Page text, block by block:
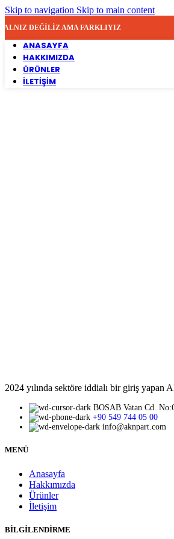
Skip to navigation Skip to main content
DEĞİLİZ AMA FARKLIYIZ
ANASAYFA
HAKKIMIZDA
ÜRÜNLER
İLETIŞIM
2024 yılında sektöre iddialı bir giriş yapan
BOSAB Vatan Cd.
+90 549 744 05 00
info@aknpart.com
MENÜ
Anasayfa
Hakkımızda
Ürünler
İletişim
BİLGİLENDİRME